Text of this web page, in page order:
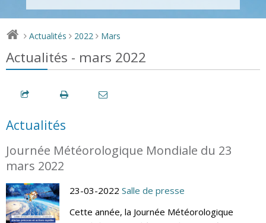
> Actualités > 2022 > Mars
Actualités - mars 2022
Actualités
Journée Météorologique Mondiale du 23
mars 2022
23-03-2022 Salle de presse
Cette année, la Journée Météorologique